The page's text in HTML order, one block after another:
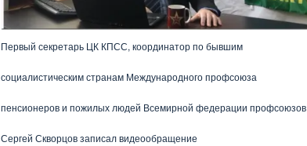
Первый секретарь ЦК КПСС, координатор по бывшим
социалистическим странам Международного профсоюза
пенсионеров и пожилых людей Всемирной федерации профсоюзов
Сергей Скворцов записал видеообращение